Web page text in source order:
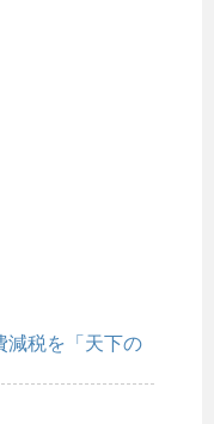
減税を「天下の